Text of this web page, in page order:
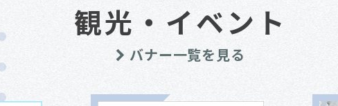
観光・イベント
バナー一覧を見る